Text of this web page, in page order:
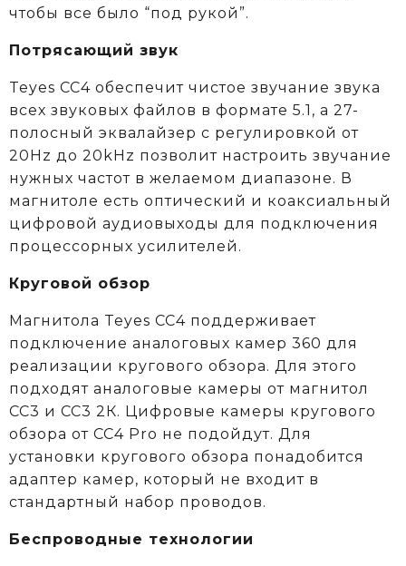
чтобы все было “под рукой”.
Потрясающий звук
Teyes CC4 обеспечит чистое звучание звука
всех звуковых файлов в формате 5.1, а 27-
полосный эквалайзер с регулировкой от
20Hz до 20kHz позволит настроить звучание
нужных частот в желаемом диапазоне. В
магнитоле есть оптический и коаксиальный
цифровой аудиовыходы для подключения
процессорных усилителей.
Круговой обзор
Магнитола Teyes CC4 поддерживает
подключение аналоговых камер 360 для
реализации кругового обзора. Для этого
подходят аналоговые камеры от магнитол
СС3 и СС3 2К. Цифровые камеры кругового
обзора от CC4 Pro не подойдут. Для
установки кругового обзора понадобится
адаптер камер, который не входит в
стандартный набор проводов.
Беспроводные технологии